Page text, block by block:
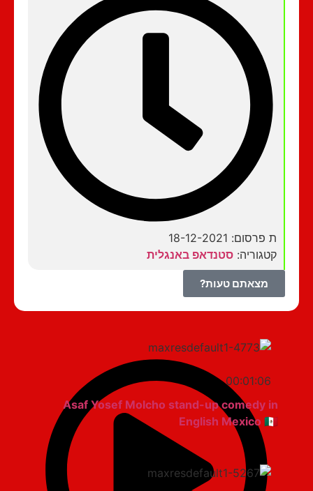
ת פרסום: 18-12-2021
קטגוריה:סטנדאפ באנגלית
מצאתם טעות?
00:01:06
Asaf Yosef Molcho stand-up comedy in
English Mexico 🇲🇽